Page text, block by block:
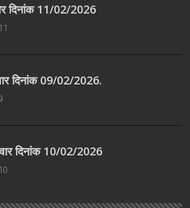
दिनांक 11/02/2026
दिनांक 09/02/2026.
दिनांक 10/02/2026